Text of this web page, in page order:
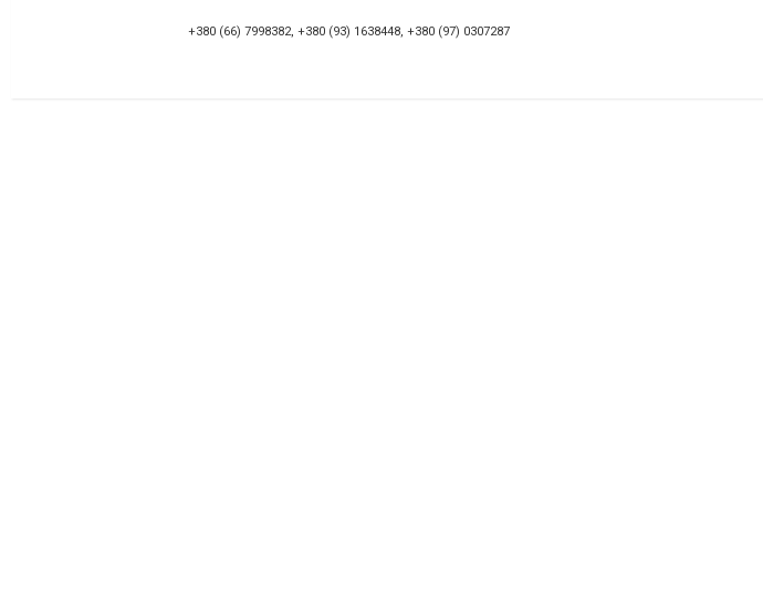
+380 (66) 7998382, +380 (93) 1638448, +380 (97) 0307287